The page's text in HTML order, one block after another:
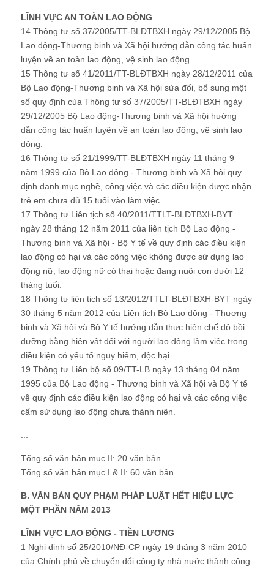
LĨNH VỰC AN TOÀN LAO ĐỘNG
14 Thông tư số 37/2005/TT-BLĐTBXH ngày 29/12/2005 Bộ
Lao động-Thương binh và Xã hội hướng dẫn công tác huấn
luyện về an toàn lao động, vệ sinh lao động.
15 Thông tư số 41/2011/TT-BLĐTBXH ngày 28/12/2011 của
Bộ Lao động-Thương binh và Xã hội sửa đổi, bổ sung một
số quy định của Thông tư số 37/2005/TT-BLĐTBXH ngày
29/12/2005 Bộ Lao động-Thương binh và Xã hội hướng
dẫn công tác huấn luyện về an toàn lao động, vệ sinh lao
động.
16 Thông tư số 21/1999/TT-BLĐTBXH ngày 11 tháng 9
năm 1999 của Bộ Lao động - Thương binh và Xã hội quy
định danh mục nghề, công việc và các điều kiện được nhận
trẻ em chưa đủ 15 tuổi vào làm việc
17 Thông tư Liên tịch số 40/2011/TTLT-BLĐTBXH-BYT
ngày 28 tháng 12 năm 2011 của liên tịch Bộ Lao động -
Thương binh và Xã hội - Bộ Y tế về quy định các điều kiện
lao động có hại và các công việc không được sử dụng lao
động nữ, lao động nữ có thai hoặc đang nuôi con dưới 12
tháng tuổi.
18 Thông tư liên tịch số 13/2012/TTLT-BLĐTBXH-BYT ngày
30 tháng 5 năm 2012 của Liên tịch Bộ Lao động - Thương
binh và Xã hội và Bộ Y tế hướng dẫn thực hiện chế độ bồi
dưỡng bằng hiện vật đối với người lao động làm việc trong
điều kiện có yếu tố nguy hiểm, độc hại.
19 Thông tư Liên bộ số 09/TT-LB ngày 13 tháng 04 năm
1995 của Bộ Lao động - Thương binh và Xã hội và Bộ Y tế
về quy định các điều kiện lao động có hại và các công việc
cấm sử dụng lao động chưa thành niên.
Tổng số văn bản mục II: 20 văn bản
Tổng số văn bản mục I & II: 60 văn bản
B. VĂN BẢN QUY PHẠM PHÁP LUẬT HẾT HIỆU LỰC
MỘT PHẦN NĂM 2013
LĨNH VỰC LAO ĐỘNG - TIỀN LƯƠNG
1 Nghị định số 25/2010/NĐ-CP ngày 19 tháng 3 năm 2010
của Chính phủ về chuyển đổi công ty nhà nước thành công